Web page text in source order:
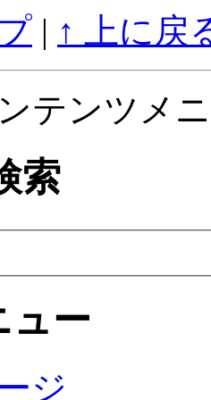
| ↑ 上に戻
テンツメ
索
ュー
ジ